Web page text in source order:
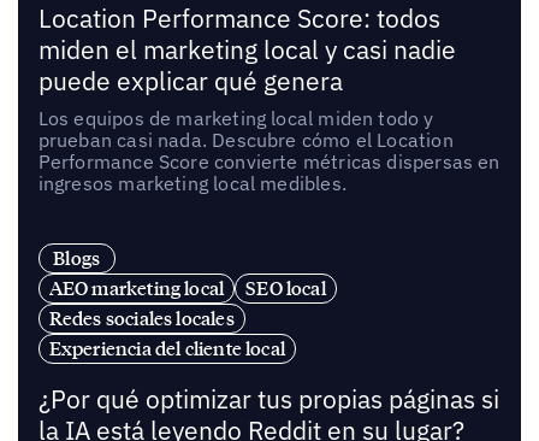
Location Performance Score: todos
miden el marketing local y casi nadie
puede explicar qué genera
Los equipos de marketing local miden todo y
prueban casi nada. Descubre cómo el Location
Performance Score convierte métricas dispersas en
ingresos marketing local medibles.
Blogs
AEO marketing local
SEO local
Redes sociales locales
Experiencia del cliente local
¿Por qué optimizar tus propias páginas si
la IA está leyendo Reddit en su lugar?